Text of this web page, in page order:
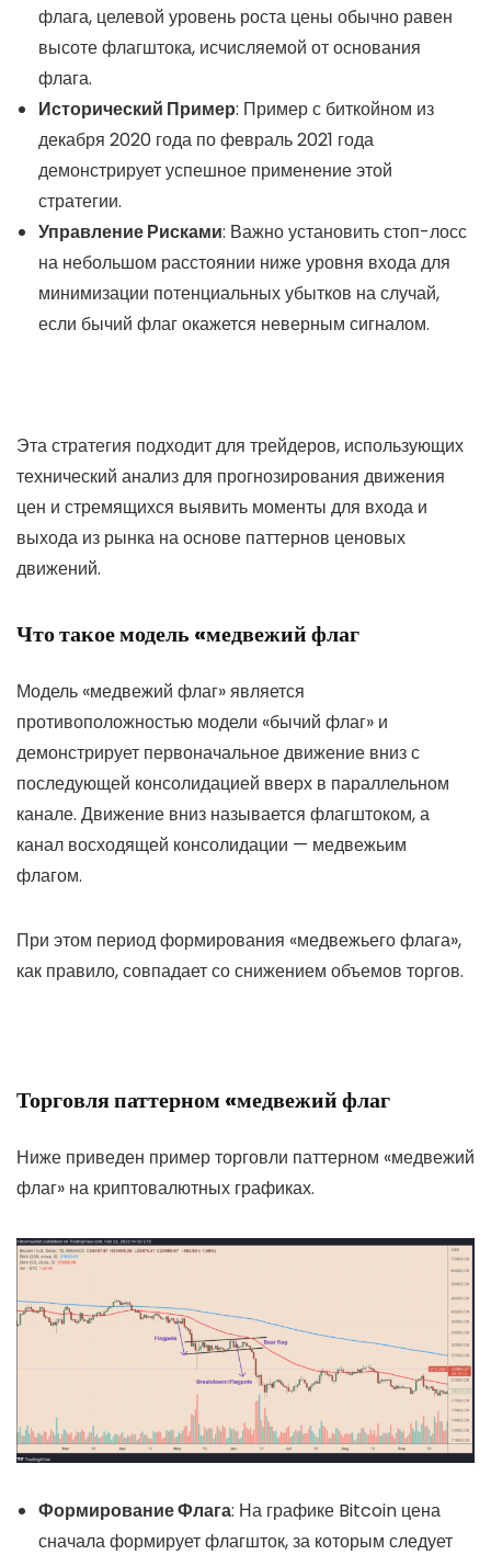
флага, целевой уровень роста цены обычно равен
высоте флагштока, исчисляемой от основания
флага.
Исторический Пример: Пример с биткойном из
декабря 2020 года по февраль 2021 года
демонстрирует успешное применение этой
стратегии.
Управление Рисками: Важно установить стоп-лосс
на небольшом расстоянии ниже уровня входа для
минимизации потенциальных убытков на случай,
если бычий флаг окажется неверным сигналом.
Эта стратегия подходит для трейдеров, использующих
технический анализ для прогнозирования движения
цен и стремящихся выявить моменты для входа и
выхода из рынка на основе паттернов ценовых
движений.
Что такое модель «медвежий флаг
Модель «медвежий флаг» является
противоположностью модели «бычий флаг» и
демонстрирует первоначальное движение вниз с
последующей консолидацией вверх в параллельном
канале. Движение вниз называется флагштоком, а
канал восходящей консолидации — медвежьим
флагом.
При этом период формирования «медвежьего флага»,
как правило, совпадает со снижением объемов торгов.
Торговля паттерном «медвежий флаг
Ниже приведен пример торговли паттерном «медвежий
флаг» на криптовалютных графиках.
Формирование Флага: На графике Bitcoin цена
сначала формирует флагшток, за которым следует